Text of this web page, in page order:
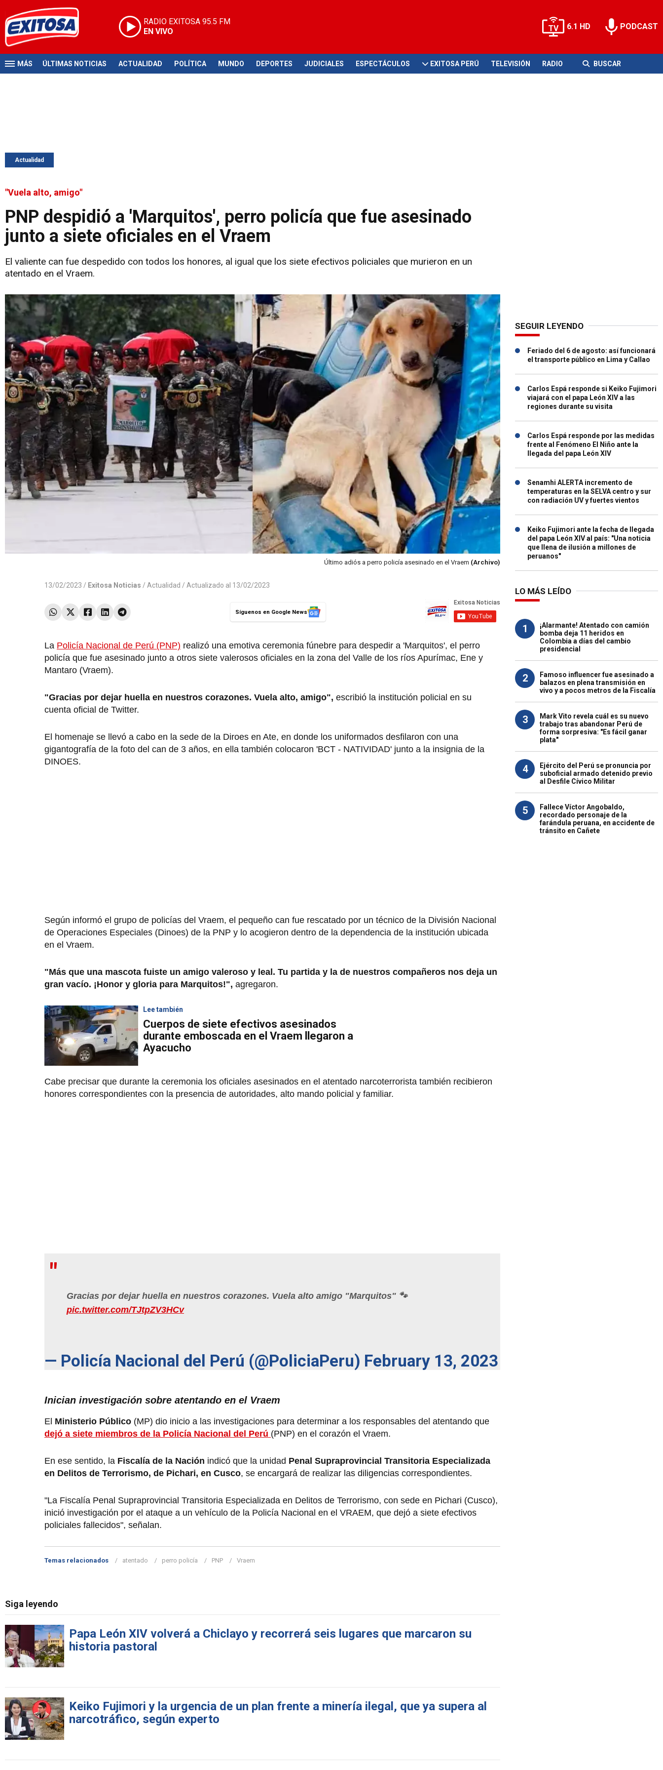
RADIO EXITOSA 95.5 FM
EN VIVO
6.1 HD PODCAST
MÁS ÚLTIMAS NOTICIAS ACTUALIDAD POLÍTICA MUNDO DEPORTES JUDICIALES ESPECTÁCULOS EXITOSA PERÚ TELEVISIÓN RADIO BUSCAR
Actualidad
"Vuela alto, amigo"
PNP despidió a 'Marquitos', perro policía que fue asesinado
junto a siete oficiales en el Vraem
El valiente can fue despedido con todos los honores, al igual que los siete efectivos policiales que murieron en un
atentado en el Vraem.
Último adiós a perro policía asesinado en el Vraem (Archivo)
13/02/2023 / Exitosa Noticias / Actualidad / Actualizado al 13/02/2023
Síguenos en Google News
La Policía Nacional de Perú (PNP) realizó una emotiva ceremonia fúnebre para despedir a 'Marquitos', el perro
policía que fue asesinado junto a otros siete valerosos oficiales en la zona del Valle de los ríos Apurímac, Ene y
Mantaro (Vraem).
"Gracias por dejar huella en nuestros corazones. Vuela alto, amigo", escribió la institución policial en su
cuenta oficial de Twitter.
El homenaje se llevó a cabo en la sede de la Diroes en Ate, en donde los uniformados desfilaron con una
gigantografía de la foto del can de 3 años, en ella también colocaron 'BCT - NATIVIDAD' junto a la insignia de la
DINOES.
Según informó el grupo de policías del Vraem, el pequeño can fue rescatado por un técnico de la División Nacional
de Operaciones Especiales (Dinoes) de la PNP y lo acogieron dentro de la dependencia de la institución ubicada
en el Vraem.
"Más que una mascota fuiste un amigo valeroso y leal. Tu partida y la de nuestros compañeros nos deja un
gran vacío. ¡Honor y gloria para Marquitos!", agregaron.
Lee también
Cuerpos de siete efectivos asesinados
durante emboscada en el Vraem llegaron a
Ayacucho
Cabe precisar que durante la ceremonia los oficiales asesinados en el atentado narcoterrorista también recibieron
honores correspondientes con la presencia de autoridades, alto mando policial y familiar.
Gracias por dejar huella en nuestros corazones. Vuela alto amigo "Marquitos" 🐾
pic.twitter.com/TJtpZV3HCv
— Policía Nacional del Perú (@PoliciaPeru) February 13, 2023
Inician investigación sobre atentando en el Vraem
El Ministerio Público (MP) dio inicio a las investigaciones para determinar a los responsables del atentando que
dejó a siete miembros de la Policía Nacional del Perú (PNP) en el corazón el Vraem.
En ese sentido, la Fiscalía de la Nación indicó que la unidad Penal Supraprovincial Transitoria Especializada
en Delitos de Terrorismo, de Pichari, en Cusco, se encargará de realizar las diligencias correspondientes.
"La Fiscalía Penal Supraprovincial Transitoria Especializada en Delitos de Terrorismo, con sede en Pichari (Cusco),
inició investigación por el ataque a un vehículo de la Policía Nacional en el VRAEM, que dejó a siete efectivos
policiales fallecidos", señalan.
Temas relacionados atentado perro policía PNP Vraem
Siga leyendo
Papa León XIV volverá a Chiclayo y recorrerá seis lugares que marcaron su
historia pastoral
Keiko Fujimori y la urgencia de un plan frente a minería ilegal, que ya supera al
narcotráfico, según experto
SEGUIR LEYENDO
Feriado del 6 de agosto: así funcionará
el transporte público en Lima y Callao
Carlos Espá responde si Keiko Fujimori
viajará con el papa León XIV a las
regiones durante su visita
Carlos Espá responde por las medidas
frente al Fenómeno El Niño ante la
llegada del papa León XIV
Senamhi ALERTA incremento de
temperaturas en la SELVA centro y sur
con radiación UV y fuertes vientos
Keiko Fujimori ante la fecha de llegada
del papa León XIV al país: "Una noticia
que llena de ilusión a millones de
peruanos"
LO MÁS LEÍDO
1
¡Alarmante! Atentado con camión
bomba deja 11 heridos en
Colombia a días del cambio
presidencial
2
Famoso influencer fue asesinado a
balazos en plena transmisión en
vivo y a pocos metros de la Fiscalía
3
Mark Vito revela cuál es su nuevo
trabajo tras abandonar Perú de
forma sorpresiva: "Es fácil ganar
plata"
4
Ejército del Perú se pronuncia por
suboficial armado detenido previo
al Desfile Cívico Militar
5
Fallece Víctor Angobaldo,
recordado personaje de la
farándula peruana, en accidente de
tránsito en Cañete